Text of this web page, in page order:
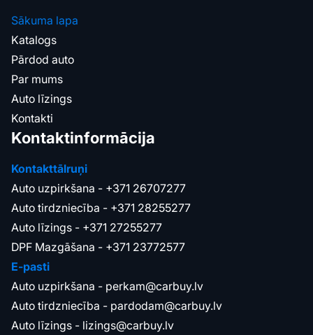
Sākuma lapa
Katalogs
Pārdod auto
Par mums
Auto līzings
Kontakti
Kontaktinformācija
Kontakttālruņi
Auto uzpirkšana - +371 26707277
Auto tirdzniecība - +371 28255277
Auto līzings - +371 27255277
DPF Mazgāšana - +371 23772577
E-pasti
Auto uzpirkšana - perkam@carbuy.lv
Auto tirdzniecība - pardodam@carbuy.lv
Auto līzings - lizings@carbuy.lv